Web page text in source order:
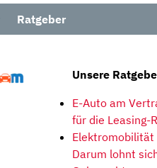
Ratgeber
Unsere
E-Auto am
für die Leasing-
Darum lohnt